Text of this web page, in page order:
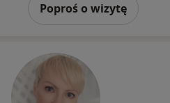
Poproś o wizytę